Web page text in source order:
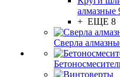
алмазные
+ ЕЩЕ 8
Сверла